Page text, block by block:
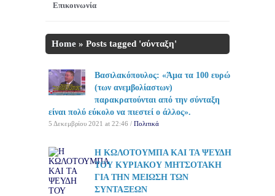
Επικοινωνία
Home » Posts tagged 'σύνταξη'
Βασιλακόπουλος: «Άμα τα 100 ευρώ
(των ανεμβολίαστων)
παρακρατούνται από την σύνταξη
είναι πολύ εύκολο να πιεστεί ο άλλος».
5 Δεκεμβρίου 2021 at 22:46 / Πολιτικά
Η ΚΩΛΟΤΟΥΜΠΑ ΚΑΙ ΤΑ ΨΕΥΔΗ
ΤΟΥ ΚΥΡΙΑΚΟΥ ΜΗΤΣΟΤΑΚΗ
ΓΙΑ ΤΗΝ ΜΕΙΩΣΗ ΤΩΝ
ΣΥΝΤΑΞΕΩΝ